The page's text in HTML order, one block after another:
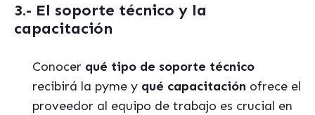
3.- El soporte técnico y la
capacitación
Conocer qué tipo de soporte técnico
recibirá la pyme y qué capacitación ofrece el
proveedor al equipo de trabajo es crucial en